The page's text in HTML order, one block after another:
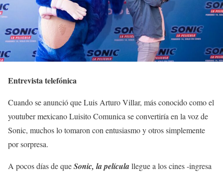
Entrevista telefónica
Cuando se anunció que Luis Arturo Villar, más conocido como el
youtuber mexicano Luisito Comunica se convertiría en la voz de
Sonic, muchos lo tomaron con entusiasmo y otros simplemente
por sorpresa.
A pocos días de queSonic, la películallegue a los cines -ingresa